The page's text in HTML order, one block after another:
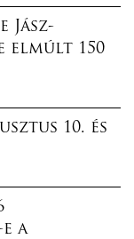
Jász-
elmúlt 150
10. és
a